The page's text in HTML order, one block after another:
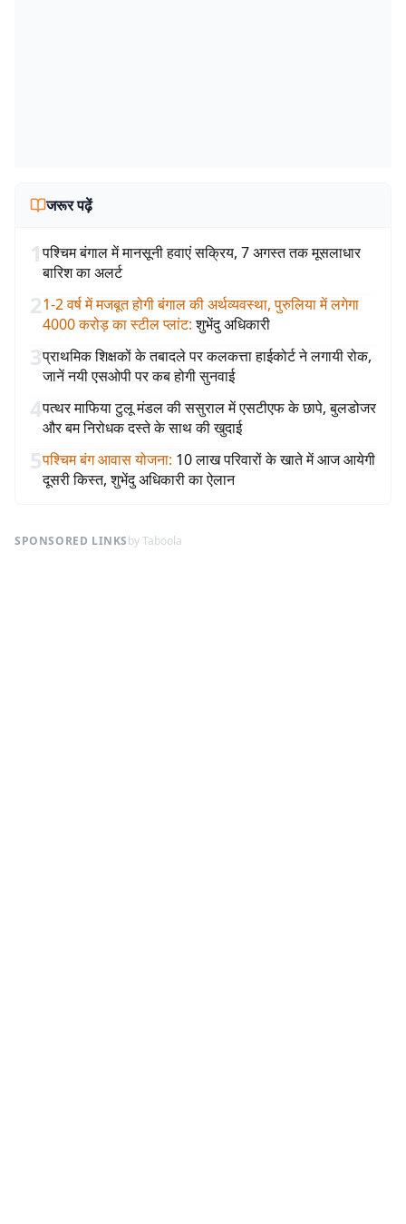
जरूर पढ़ें
1पश्चिम बंगाल में मानसूनी हवाएं सक्रिय, 7 अगस्त तक मूसलाधार
बारिश का अलर्ट
21-2 वर्ष में मजबूत होगी बंगाल की अर्थव्यवस्था, पुरुलिया में लगेगा
4000 करोड़ का स्टील प्लांट: शुभेंदु अधिकारी
3प्राथमिक शिक्षकों के तबादले पर कलकत्ता हाईकोर्ट ने लगायी रोक,
जानें नयी एसओपी पर कब होगी सुनवाई
4पत्थर माफिया टुलू मंडल की ससुराल में एसटीएफ के छापे, बुलडोजर
और बम निरोधक दस्ते के साथ की खुदाई
5पश्चिम बंग आवास योजना: 10 लाख परिवारों के खाते में आज आयेगी
दूसरी किस्त, शुभेंदु अधिकारी का ऐलान
SPONSORED LINKSby Taboola